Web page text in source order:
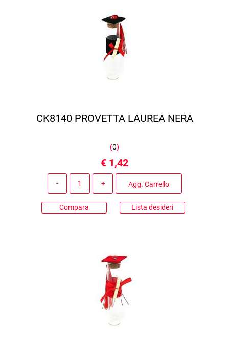
CK8140 PROVETTA LAUREA NERA
(0)
€ 1,42
Agg. Carrello
Compara Lista desideri